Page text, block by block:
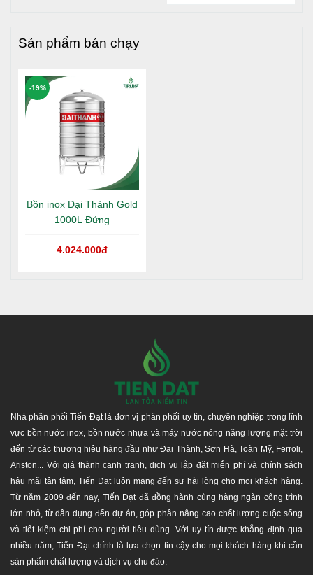
Kiểm tra định kỳ: Thường xuyên kiểm tra và làm
sạch các ống dẫn nước để đảm bảo không bị tắc
nghẽn.
Vệ sinh bồn: Định kỳ vệ sinh bồn để loại bỏ cặn bẩn
và vi khuẩn có thể tích tụ. Có thể dùng dung dịch tẩy
rửa nhẹ để làm sạch bồn.
nào, cần kiểm tra và sửa chữa kịp thời để đảm bảo
bồn luôn trong tình trạng hoạt động tốt nhất.
Nhà phân phối Tiến Đạt với hệ thống phân phối hàng đầu,
Đồng Nai, Long An, Tây Ninh,... và các tỉnh lân cận. Chúng
tôi luôn mang lại nhiều giá trị nhất, lợi ích cho quý khách
hàng khi mua và sử dụng sản phẩm của công ty chúng tôi,
như giao hàng nhanh chóng, hàng đúng chất lượng, an
toàn tuyệt đối, giá khuyến mãi và ưu đãi công trình công
nghiệp.
Giá sản phẩm đãbao gồm 10% thuế VAT.
Miễn phí vận chuyểntrên toàn quốc và hỗ trợ kéo
lầu tại khu vực TP.HCM.
Đảm bảo được chăm sóc từ đội ngũ kĩ thuật và bán
hàng trong và sau quá trình sử dụng sản phẩm.
Nhận hàn chân sắtV5 dày 3mm để lắp máy NL mặt
trời, Lắp bồn nước theo yêu cầu.
Nhận lắp bồn nước Nhanh chóng - An toàn - Thẩm
Sản phẩm bán chạy
Bồn inox Đại Thành Gold
1000L Đứng
4.024.000đ
-19%
Nhà phân phối Tiến Đạt là đơn vị phân phối uy tín, chuyên nghiệp trong lĩnh
vực bồn nước inox, bồn nước nhựa và máy nước nóng năng lượng mặt trời
đến từ các thương hiệu hàng đầu như Đại Thành, Sơn Hà, Toàn Mỹ, Ferroli,
Ariston... Với giá thành cạnh tranh, dịch vụ lắp đặt miễn phí và chính sách
hậu mãi tận tâm, Tiến Đạt luôn mang đến sự hài lòng cho mọi khách hàng.
Từ năm 2009 đến nay, Tiến Đạt đã đồng hành cùng hàng ngàn công trình
lớn nhỏ, từ dân dụng đến dự án, góp phần nâng cao chất lượng cuộc sống
và tiết kiệm chi phí cho người tiêu dùng. Với uy tín được khẳng định qua
nhiều năm, Tiến Đạt chính là lựa chọn tin cậy cho mọi khách hàng khi cần
sản phẩm chất lượng và dịch vụ chu đáo.